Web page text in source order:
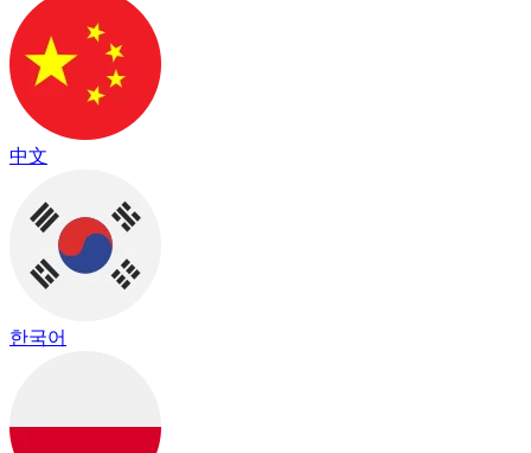
中文
한국어